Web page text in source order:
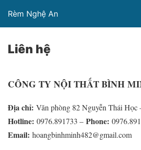
Rèm Nghệ An
Liên hệ
CÔNG TY NỘI THẤT BÌNH
Địa chỉ: Văn phòng 82 Nguyễn Thái
Hotline: 0976.891733 – Phone:
Email: hoangbinhminh482@gmail.com